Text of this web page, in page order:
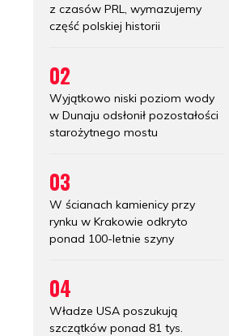
z czasów PRL, wymazujemy
część polskiej historii
02
Wyjątkowo niski poziom wody
w Dunaju odsłonił pozostałości
starożytnego mostu
03
W ścianach kamienicy przy
rynku w Krakowie odkryto
ponad 100-letnie szyny
04
Władze USA poszukują
szczątków ponad 81 tys.